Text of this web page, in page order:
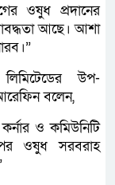
ওষুধ প্রদানের
আছে। আশা
উপ-
বলেন,
ও কমিউনিটি
ওষুধ সরবরাহ